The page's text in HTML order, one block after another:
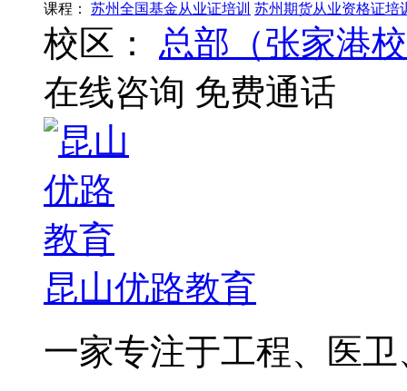
课程： 苏州全国基金从业证培训 苏州期货从业资格证培
校区：
总部（张家港
在线咨询 免费通话
昆山优路教育
一家专注于工程、医